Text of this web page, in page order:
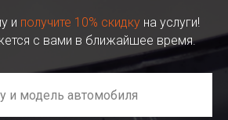
и получите 10% скидкуна услуги!
с вами в ближайшее время.